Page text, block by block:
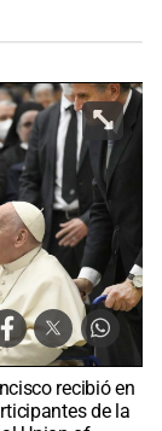
recibió en
de la